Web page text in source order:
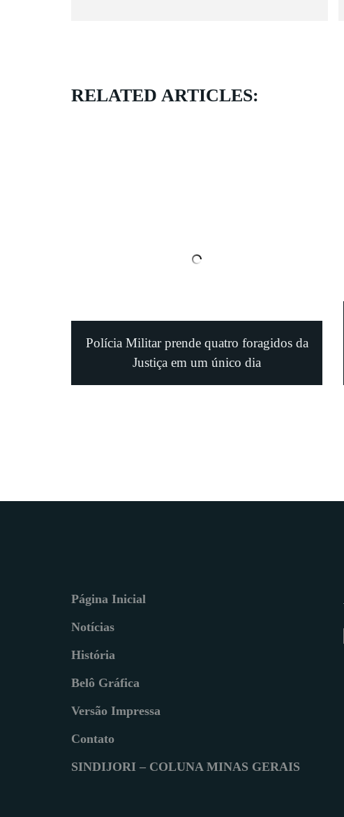
RELATED ARTICLES:
Polícia Militar prende quatro foragidos da
Justiça em um único dia
Página Inicial
Notícias
História
Belô Gráfica
Versão Impressa
Contato
SINDIJORI – COLUNA MINAS GERAIS